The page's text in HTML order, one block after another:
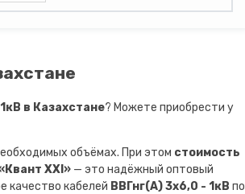
в Казахстане? Можете приобрести у
объёмах. При этом стоимость
XXI» — это надёжный оптовый
качество кабелей ВВГнг(A) 3х6,0 - 1кВ по